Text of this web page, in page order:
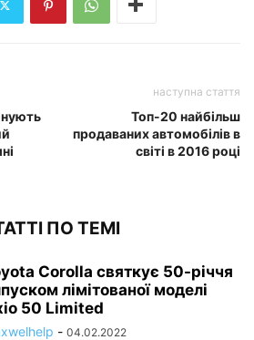
наступна стаття
Топ-20 найбільш
продаваних автомобілів в
світі в 2016 році
ПО ТЕМІ
Corolla святкує 50-річчя
лімітованої моделі
50 Limited
- 04.02.2022